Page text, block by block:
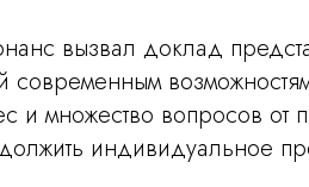
вызвал доклад
и множество вопросов
индивидуальное